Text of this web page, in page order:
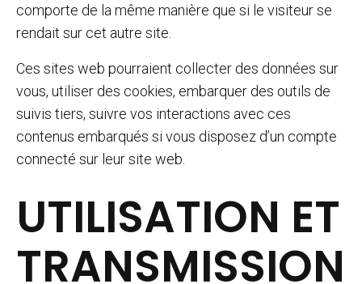
comporte de la même manière que si le visiteur se
rendait sur cet autre site.
Ces sites web pourraient collecter des données sur
vous, utiliser des cookies, embarquer des outils de
suivis tiers, suivre vos interactions avec ces
contenus embarqués si vous disposez d’un compte
connecté sur leur site web.
UTILISATION ET
TRANSMISSION